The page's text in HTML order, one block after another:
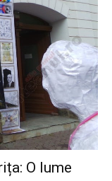
O lume